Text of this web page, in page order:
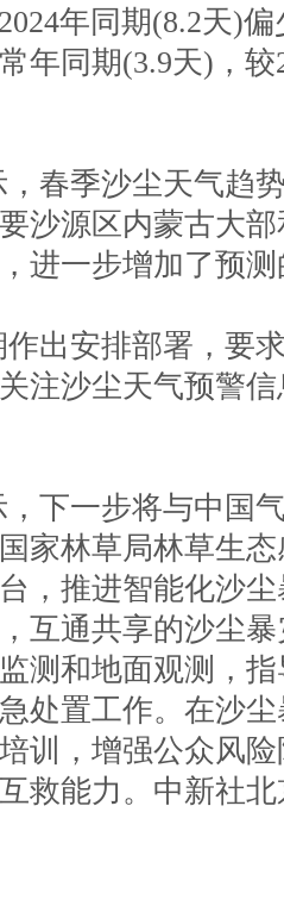
年同期(8.2天)
年同期(3.9天)，较
春季沙尘天气趋
沙源区内蒙古大
进一步增加了预
作出安排部署，要
注沙尘天气预警
，下一步将与中国
家林草局林草生
，推进智能化沙
互通共享的沙尘
测和地面观测，
处置工作。在沙
训，增强公众风
救能力。 中新社